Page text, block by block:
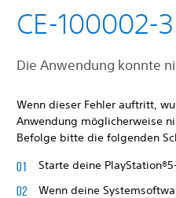
CE-100002-3
Die Anwendung konnte
Wenn dieser Fehler auftritt,
Anwendung möglicherweise
Befolge bitte die folgenden
Starte deine
Wenn deine